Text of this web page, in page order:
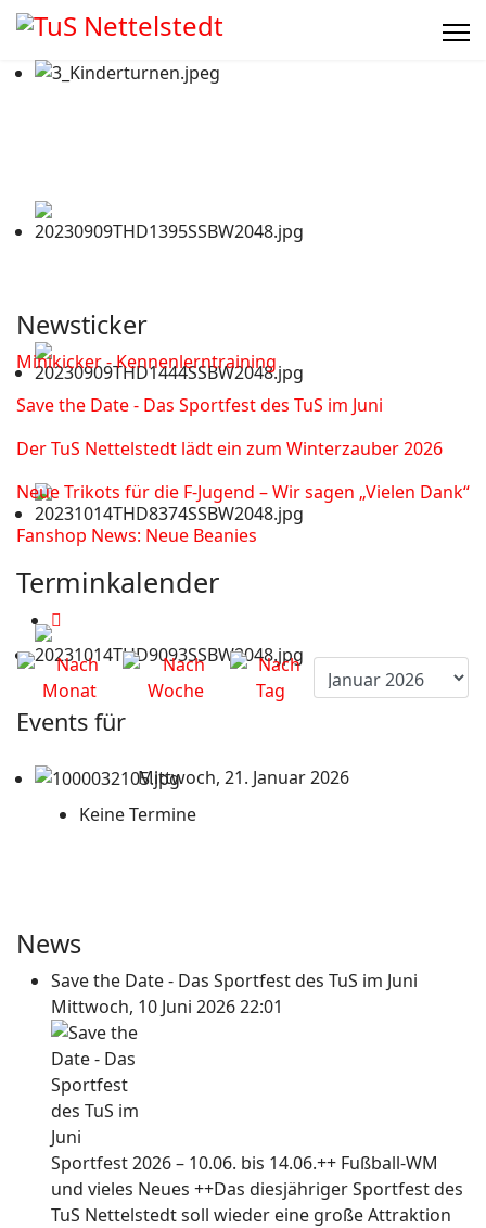
Newsticker
Minikicker - Kennenlerntraining
Save the Date - Das Sportfest des TuS im Juni
Der TuS Nettelstedt lädt ein zum Winterzauber 2026
Neue Trikots für die F-Jugend – Wir sagen „Vielen Dank“
Fanshop News: Neue Beanies
Terminkalender
Events für
Mittwoch, 21. Januar 2026
Keine Termine
News
Save the Date - Das Sportfest des TuS im Juni
Mittwoch, 10 Juni 2026 22:01
Sportfest 2026 – 10.06. bis 14.06.++ Fußball-WM
und vieles Neues ++Das diesjähriger Sportfest des
TuS Nettelstedt soll wieder eine große Attraktion